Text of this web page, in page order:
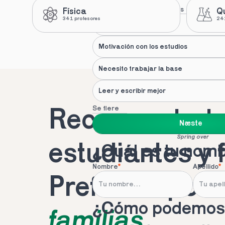
Nuestras recomendaciones
Motivación con los estudios
Necesito trabajar la base
Leer y escribir mejor
Se flere
Næste
Spring over
¿Cuál es tu
Nombre* Apellido*
¿Cómo podemos
Física
341 profesores
estudiantes y
Preferido por